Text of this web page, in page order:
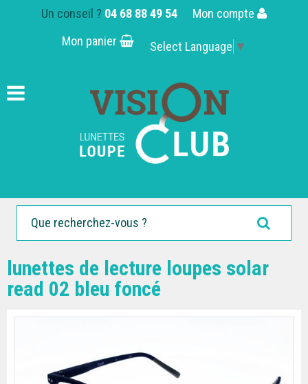
Un conseil ? 04 68 88 49 54
Mon compte
Mon panier
Select Language ▼
lunettes de lecture loupes solar
read 02 bleu foncé